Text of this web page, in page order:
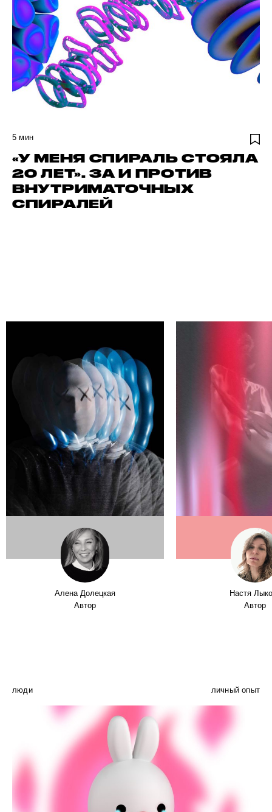
5 мин
«У МЕНЯ СПИРАЛЬ СТОЯЛА
20 ЛЕТ». ЗА И ПРОТИВ
ВНУТРИМАТОЧНЫХ
СПИРАЛЕЙ
Алена Долецкая
Автор
Настя
Автор
люди личный опыт